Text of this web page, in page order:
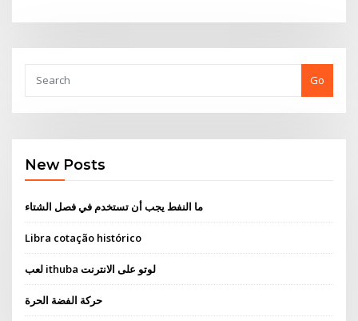
Go
New Posts
ما النفط يجب أن تستخدم في فصل الشتاء
Libra cotação histórico
لعب ithuba لوتو على الانترنت
حركة الفضة الحرة